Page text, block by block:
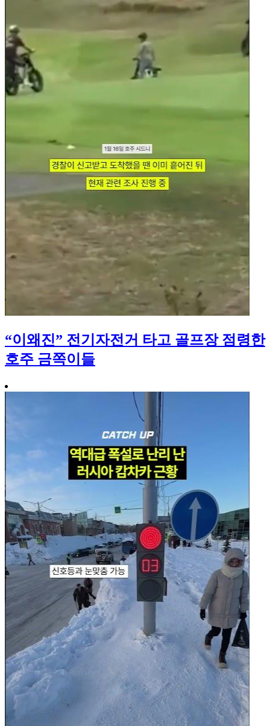
“이왜진” 전기자전거 타고 골프장 점령한
호주 금쪽이들